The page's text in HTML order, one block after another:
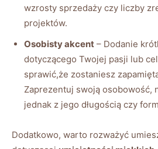
wzrosty sprzedaży czy liczby
projektów.
Osobisty akcent – Dodanie
dotyczącego Twojej pasji lub
sprawić,że zostaniesz
Zaprezentuj swoją osobowość,
jednak z jego długością czy
Dodatkowo, warto rozważyć